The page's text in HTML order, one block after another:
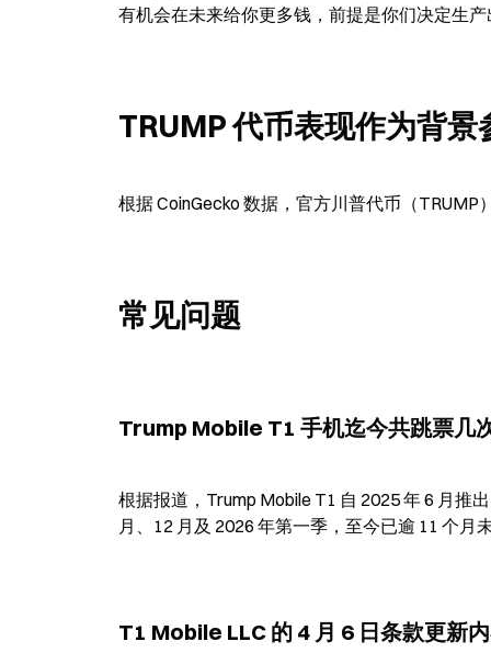
有机会在未来给你更多钱，前提是你们决定生
TRUMP 代币表现作为背景
根据 CoinGecko 数据，官方川普代币（
常见问题
Trump Mobile T1 手机迄今共跳票几
根据报道，Trump Mobile T1 自 2025 年 6 月推
月、12 月及 2026 年第一季，至今已逾 11 个月
T1 Mobile LLC 的 4 月 6 日条款更新